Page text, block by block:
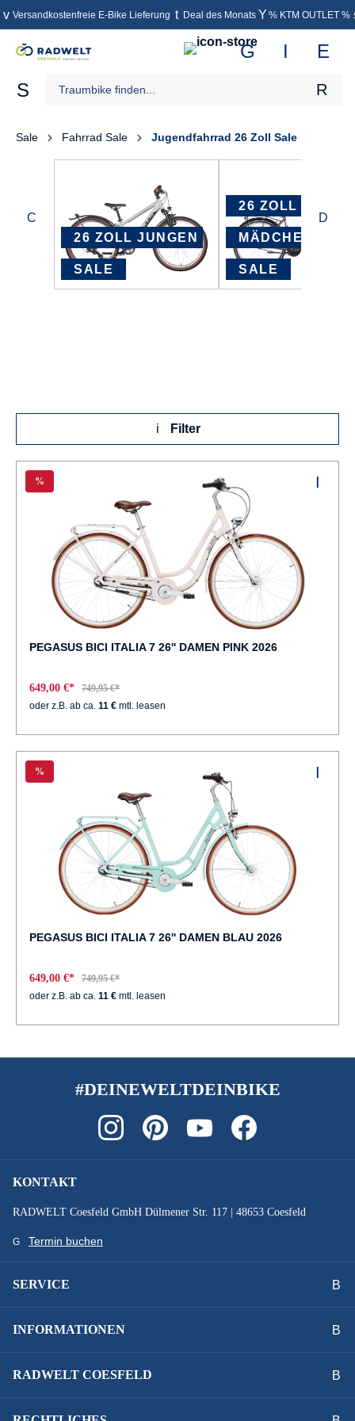
springen
Versandkostenfreie E-Bike Lieferung Deal des Monats % KTM OUTLET %
Sale Fahrrad Sale Jugendfahrrad 26 Zoll Sale
26 ZOLL JUNGEN
SALE
26 ZOLL
MÄDCHEN
SALE
Filter
%
PEGASUS BICI ITALIA 7 26'' DAMEN PINK 2026
649,00 €*
749,95 €*
oder z.B. ab ca. 11 € mtl. leasen
%
PEGASUS BICI ITALIA 7 26'' DAMEN BLAU 2026
649,00 €*
749,95 €*
oder z.B. ab ca. 11 € mtl. leasen
#DEINEWELTDEINBIKE
KONTAKT
RADWELT Coesfeld GmbH Dülmener Str. 117 | 48653 Coesfeld
Termin buchen
SERVICE
INFORMATIONEN
RADWELT COESFELD